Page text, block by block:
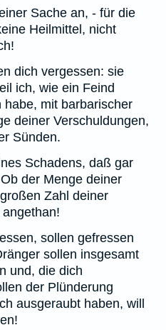
Sache an, - für die
Heilmittel, nicht
dich vergessen: sie
ich, wie ein Feind
mit barbarischer
deiner Verschuldungen,
Sünden.
Schadens, daß gar
der Menge deiner
Zahl deiner
sollen gefressen
sollen insgesamt
und, die dich
der Plünderung
ausgeraubt haben, will